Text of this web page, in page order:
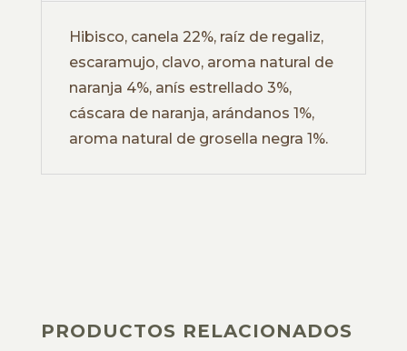
Hibisco, canela 22%, raíz de regaliz,
escaramujo, clavo, aroma natural de
naranja 4%, anís estrellado 3%,
cáscara de naranja, arándanos 1%,
aroma natural de grosella negra 1%.
PRODUCTOS RELACIONADOS